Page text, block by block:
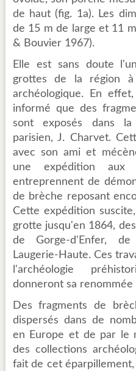
de haut (fig. 1a). Les
de 15 m de large et 11
& Bouvier 1967).
Elle est sans doute
grottes de la région
archéologique. En
informé que des
sont exposés dans
parisien, J. Charvet.
avec son ami et
une expédition aux
entreprennent de
de brèche reposant
Cette expédition
grotte jusqu'en 1864,
de Gorge-d'Enfer,
Laugerie-Haute. Ces
l'archéologie
donneront sa renommée
Des fragments de
dispersés dans de
en Europe et de par le
des collections
fait de cet